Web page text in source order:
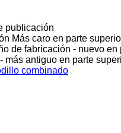
publicación
Más caro en parte
de fabricación - nuevo en
más antiguo en parte